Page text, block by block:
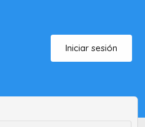
Iniciar sesión